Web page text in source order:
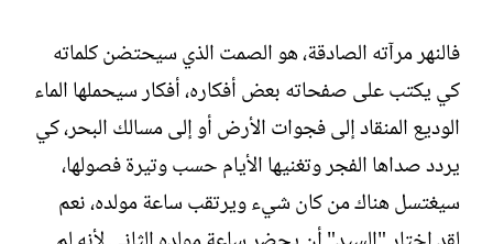
فالنهر مرآته الصادقة، هو الصمت الذي سيحتضن كلماته
كي يكتب على صفحاته بعض أفكاره، أفكار سيحملها الماء
الوديع المنقاد إلى فجوات الأرض أو إلى مسالك البحر، كي
يردد صداها الفجر وتغنيها الأيام حسب وتيرة فصولها،
سيغتسل هناك من كان شيء ويرتقب ساعة مولده، نعم